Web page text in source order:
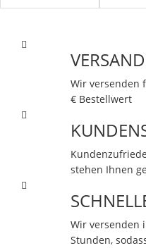
Wir versenden
€ Bestellwert
stehen Ihnen
Wir versenden
Stunden,